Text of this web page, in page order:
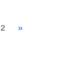
2 »